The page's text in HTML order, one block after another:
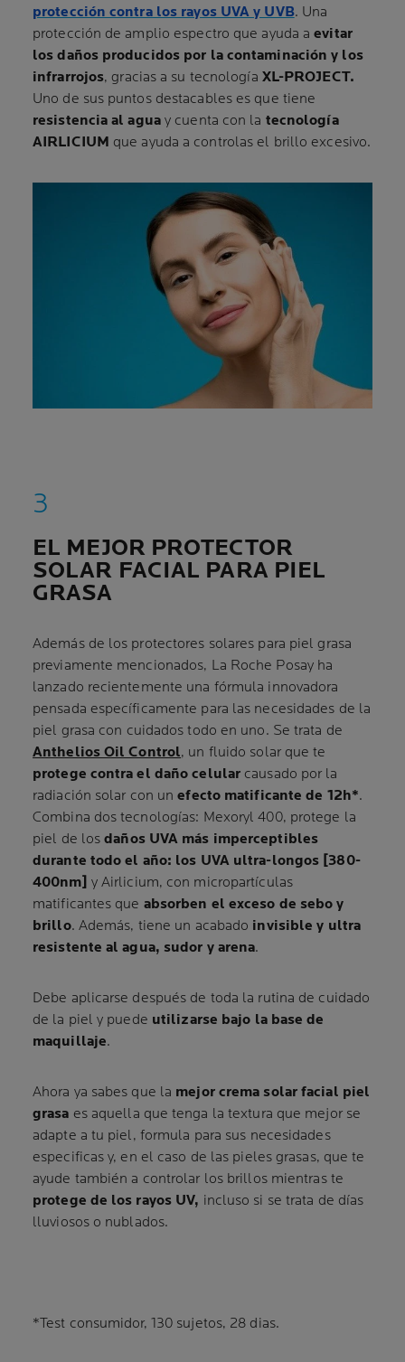
protección contra los rayos UVA y UVB. Una
protección de amplio espectro que ayuda aevitar
los daños producidos por la contaminación y los
infrarrojos, gracias a su tecnología XL-PROJECT.
Uno de sus puntos destacables es que tiene
resistencia al aguay cuenta con la tecnología
AIRLICIUM que ayuda a controlas el brillo excesivo.
EL MEJOR PROTECTOR
SOLAR FACIAL PARA PIEL
GRASA
Además de los protectores solares para piel grasa
previamente mencionados, La Roche Posay ha
lanzado recientemente una fórmula innovadora
pensada específicamente para las necesidades de la
piel grasa con cuidados todo en uno. Se trata de
Anthelios Oil Control, un fluido solar que te
protege contra el daño celular causado por la
radiación solar con unefecto matificante de 12h*.
Combina dos tecnologías: Mexoryl 400, protege la
piel de losdaños UVA más imperceptibles
durante todo el año: los UVA ultra-longos [380-
400nm] y Airlicium, con micropartículas
matificantes que absorben el exceso de sebo y
brillo. Además, tiene un acabado invisible y ultra
resistente al agua, sudor y arena.
Debe aplicarse después de toda la rutina de cuidado
de la piel y puede utilizarse bajo la base de
maquillaje.
Ahora ya sabes que la mejor crema solar facial piel
grasa es aquella que tenga la textura que mejor se
adapte a tu piel, formula para sus necesidades
especificas y, en el caso de las pieles grasas, que te
ayude también a controlar los brillos mientras te
protege de los rayos UV, incluso si se trata de días
lluviosos o nublados.
*Test consumidor, 130 sujetos, 28 dias.